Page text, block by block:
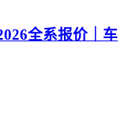
全系报价｜车